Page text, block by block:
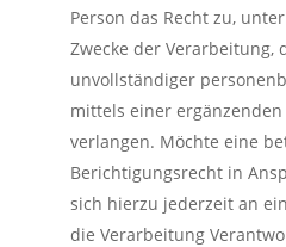
Person das Recht zu,
Zwecke der Verarbeitung,
unvollständiger
mittels einer
verlangen. Möchte eine
Berichtigungsrecht in
sich hierzu jederzeit an
die Verarbeitung